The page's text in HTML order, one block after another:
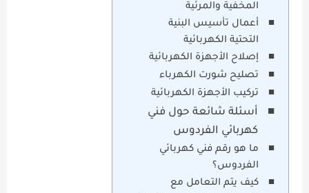
المخفية والمرئية
أعمال تأسيس البنية
التحتية الكهربائية
إصلاح الأجهزة الكهربائية
تصليح شورت الكهرباء
تركيب الأجهزة الكهربائية
أسئلة شائعة حول فني
كهربائي الفردوس
ما هو رقم فني كهربائي
الفردوس؟
كيف يتم التعامل مع